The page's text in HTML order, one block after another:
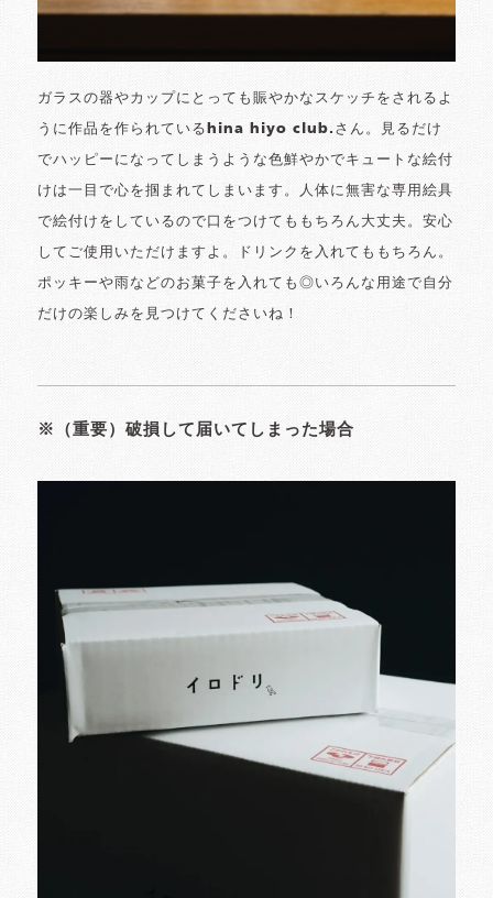
ガラスの器やカップにとっても賑やかなスケッチをされるよ
うに作品を作られているhina hiyo club.さん。見るだけ
でハッピーになってしまうような色鮮やかでキュートな絵付
けは一目で心を掴まれてしまいます。人体に無害な専用絵具
で絵付けをしているので口をつけてももちろん大丈夫。安心
してご使用いただけますよ。ドリンクを入れてももちろん。
ポッキーや雨などのお菓子を入れても◎いろんな用途で自分
だけの楽しみを見つけてくださいね！
※（重要）破損して届いてしまった場合